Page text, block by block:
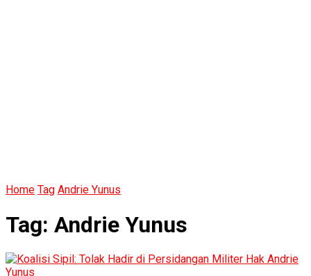
Home Tag Andrie Yunus
Tag: Andrie Yunus